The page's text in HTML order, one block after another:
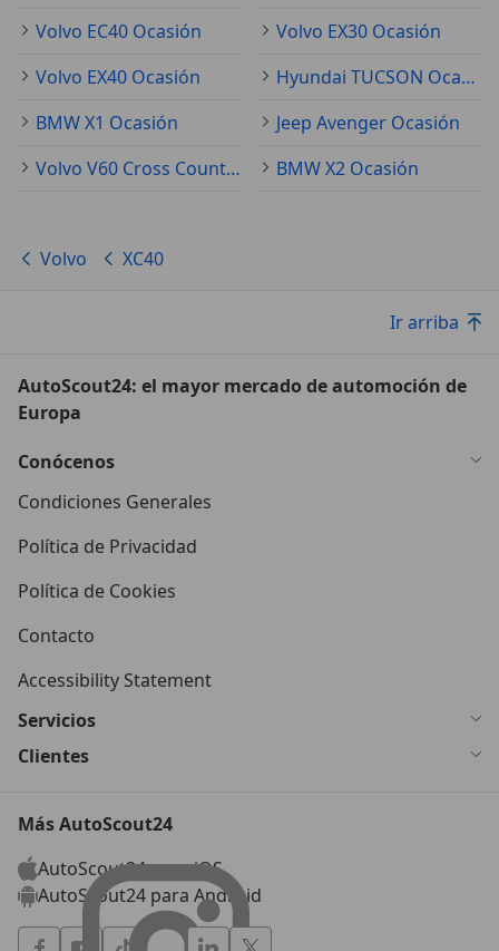
Volvo EC40 Ocasión
Volvo EX30 Ocasión
Volvo EX40 Ocasión
Hyundai TUCSON Ocasión
BMW X1 Ocasión
Jeep Avenger Ocasión
Volvo V60 Cross Country Ocasión
BMW X2 Ocasión
Volvo XC40
Ir arriba
AutoScout24: el mayor mercado de automoción de
Europa
Conócenos
Condiciones Generales
Política de Privacidad
Política de Cookies
Contacto
Accessibility Statement
Servicios
Clientes
Más AutoScout24
AutoScout24 para iOS
AutoScout24 para Android